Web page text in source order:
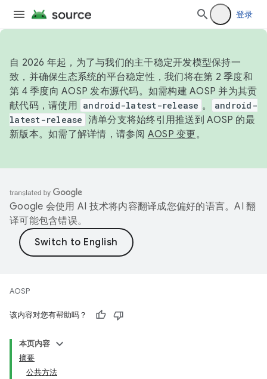
登录
自 2026 年起，为了与我们的主干稳定开发模型保持一
致，并确保生态系统的平台稳定性，我们将在第 2 季度和
第 4 季度向 AOSP 发布源代码。如需构建 AOSP 并为其贡
献代码，请使用 android-latest-release 。
android-
latest-release 清单分支将始终引用推送到 AOSP 的最
新版本。如需了解详情，请参阅 AOSP 变更。
Google 会使用 AI 技术将内容翻译成您偏好的语言。AI 翻
译可能包含错误。
AOSP
该内容对您有帮助吗？
本页内容
摘要
公共方法